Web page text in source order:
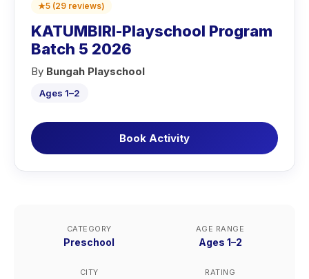
★5 (29 reviews)
KATUMBIRI-Playschool Program
Batch 5 2026
By Bungah Playschool
Ages 1–2
Book Activity
CATEGORY
Preschool
AGE RANGE
Ages 1–2
CITY RATING